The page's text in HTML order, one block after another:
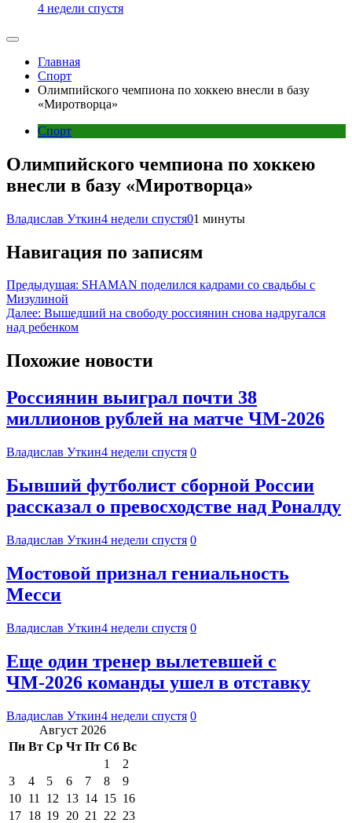
4 недели спустя
Главная
Спорт
Олимпийского чемпиона по хоккею внесли в базу
«Миротворца»
Спорт
Олимпийского чемпиона по хоккею
внесли в базу «Миротворца»
Владислав Уткин4 недели спустя01 минуты
Навигация по записям
Предыдущая: SHAMAN поделился кадрами со свадьбы с
Мизулиной
Далее: Вышедший на свободу россиянин снова надругался
над ребенком
Похожие новости
Россиянин выиграл почти 38
миллионов рублей на матче ЧМ-2026
Владислав Уткин4 недели спустя 0
Бывший футболист сборной России
рассказал о превосходстве над Роналду
Владислав Уткин4 недели спустя 0
Мостовой признал гениальность
Месси
Владислав Уткин4 недели спустя 0
Еще один тренер вылетевшей с
ЧМ-2026 команды ушел в отставку
Владислав Уткин4 недели спустя 0
Август 2026
Пн Вт Ср Чт Пт Сб Вс
1
2
3
4 5 6 7 8
9
10 11 12 13 14 15 16
17 18 19 20 21 22 23